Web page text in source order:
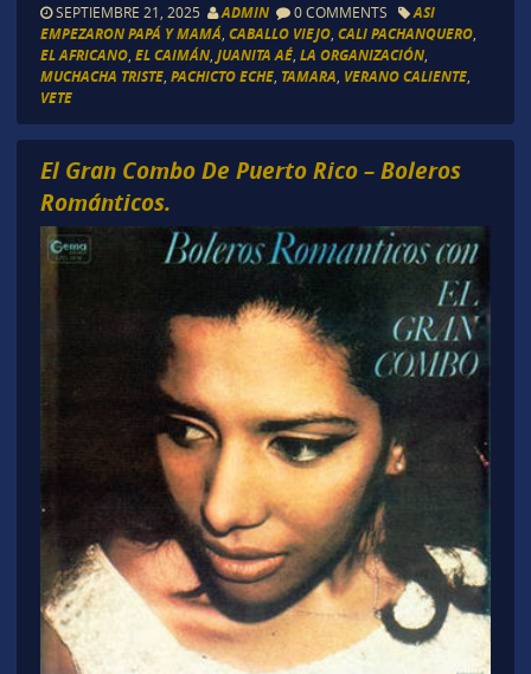
SEPTIEMBRE 21, 2025 ADMIN 0 COMMENTS
ASI
EMPEZARON PAPÁ Y MAMÁ CABALLO VIEJO, CALI PACHANQUERO,
EL AFRICANO, EL CAIMÁN, JUANITA AÉ, LA ORGANIZACIÓN,
MUCHACHA TRISTE, PACHICTO ECHE, TAMARA VERANO CALIENTE,
VETE
El Gran Combo De Puerto Rico – Boleros
Románticos.